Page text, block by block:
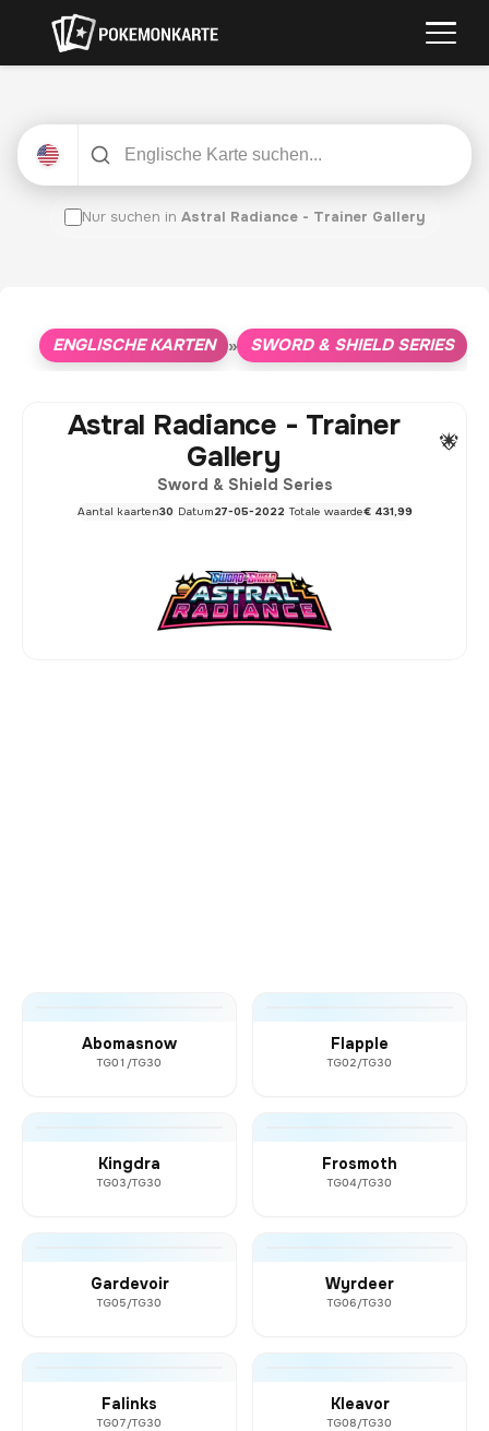
Nur suchen in Astral Radiance - Trainer Gallery
ENGLISCHE KARTEN » SWORD & SHIELD SERIES
Astral Radiance - Trainer
Gallery
Sword & Shield Series
Aantal kaarten30 Datum27-05-2022 Totale waarde€ 431,99
Abomasnow
TG01/TG30
Flapple
TG02/TG30
Kingdra
TG03/TG30
Frosmoth
TG04/TG30
Gardevoir
TG05/TG30
Wyrdeer
TG06/TG30
Falinks
TG07/TG30
Kleavor
TG08/TG30